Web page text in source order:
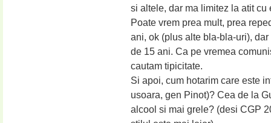
si altele, dar ma limitez la atit cu
Poate vrem prea mult, prea
ani, ok (plus alte bla-bla-uri),
de 15 ani. Ca pe vremea
cautam tipicitate.
Si apoi, cum hotarim care este
usoara, gen Pinot)? Cea de la
alcool si mai grele? (desi CGP